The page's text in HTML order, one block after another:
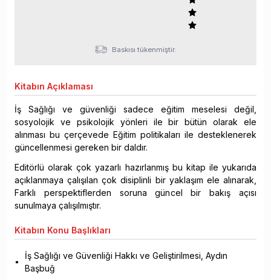
Baskısı tükenmiştir.
Kitabın Açıklaması
İş Sağlığı ve güvenliği sadece eğitim meselesi değil,
sosyolojik ve psikolojik yönleri ile bir bütün olarak ele
alınması bu çerçevede Eğitim politikaları ile desteklenerek
güncellenmesi gereken bir daldır.
Editörlü olarak çok yazarlı hazırlanmış bu kitap ile yukarıda
açıklanmaya çalışılan çok disiplinli bir yaklaşım ele alınarak,
Farklı perspektiflerden soruna güncel bir bakış açısı
sunulmaya çalışılmıştır.
Kitabın Konu Başlıkları
İş Sağlığı ve Güvenliği Hakkı ve Geliştirilmesi, Aydın
Başbuğ